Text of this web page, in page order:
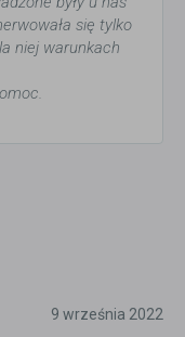
się tylko
niej warunkach
9 września 2022